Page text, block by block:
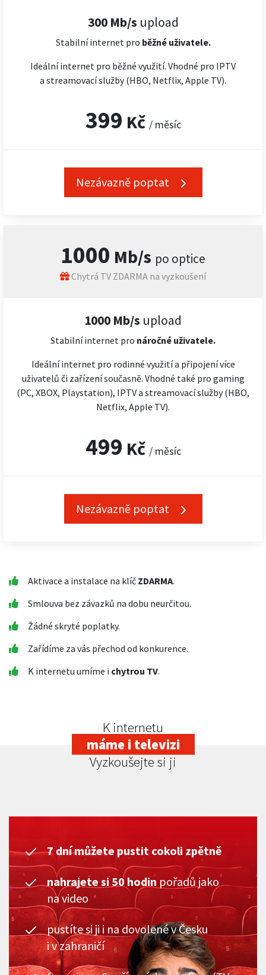
300 Mb/s upload
Stabilní internet pro běžné uživatele.
Ideální internet pro běžné využití. Vhodné pro IPTV
a streamovací služby (HBO, Netflix, Apple TV).
399 Kč / měsíc
Nezávazně poptat
1000 Mb/s po optice
Chytrá TV ZDARMA na vyzkoušení
1000 Mb/s upload
Stabilní internet pro náročné uživatele.
Ideální internet pro rodinné využití a připojení více
uživatelů či zařízení současně. Vhodné také pro gaming
(PC, XBOX, Playstation), IPTV a streamovací služby (HBO,
Netflix, Apple TV).
499 Kč / měsíc
Nezávazně poptat
Aktivace a instalace na klíč ZDARMA.
Smlouva bez závazků na dobu neurčitou.
Žádné skryté poplatky.
Zařídíme za vás přechod od konkurence.
K internetu umíme i chytrou TV.
K internetu
máme i televizi
Vyzkoušejte si ji
7 dní můžete pustit cokoli zpětně
nahrajete si 50 hodin pořadů jako
na video
pustíte si ji i na dovolené v Česku
i v zahraničí